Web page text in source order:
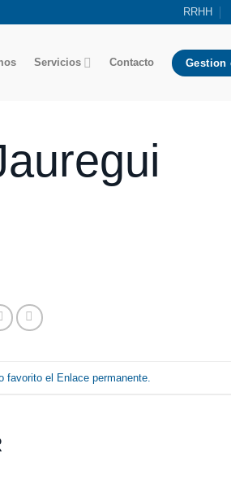
RRHH
Servicios Contacto Gestion
favorito el Enlace permanente.